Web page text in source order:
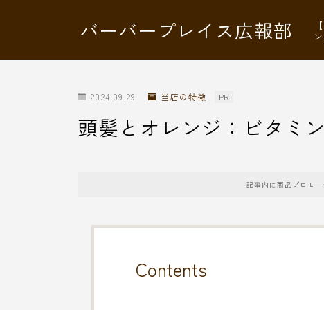
バーバープレイス広報部
2024.09.29 当店の特徴 PR
頭髪とオレンジ：ビタミ
記事内に商品プロモ
Contents